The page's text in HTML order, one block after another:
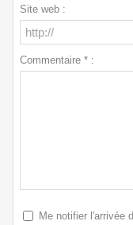
Site web :
Commentaire * :
Me notifier l'arrivée